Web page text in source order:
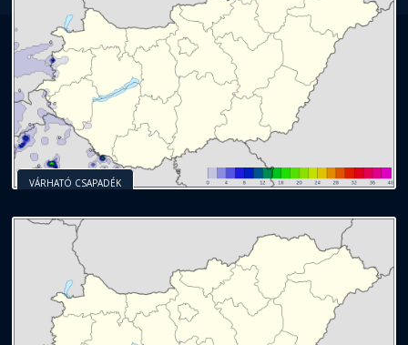
VÁRHATÓ CSAPADÉK